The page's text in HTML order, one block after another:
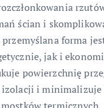
ścian i
forma
jak i
powierzchnię
izolacji i minimalizuje